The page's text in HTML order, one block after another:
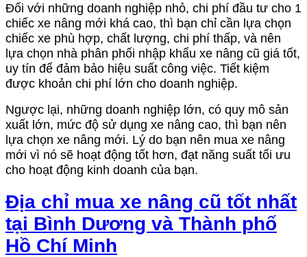
Đối với những doanh nghiệp nhỏ, chi phí đầu tư cho 1
chiếc xe nâng mới khá cao, thì bạn chỉ cần lựa chọn
chiếc xe phù hợp, chất lượng, chi phí thấp, và nên
lựa chọn nhà phân phối nhập khẩu xe nâng cũ giá tốt,
uy tín để đảm bảo hiệu suất công việc. Tiết kiệm
được khoản chi phí lớn cho doanh nghiệp.
Ngược lại, những doanh nghiệp lớn, có quy mô sản
xuất lớn, mức độ sử dụng xe nâng cao, thì bạn nên
lựa chọn xe nâng mới. Lý do bạn nên mua xe nâng
mới vì nó sẽ hoạt động tốt hơn, đạt năng suất tối ưu
cho hoạt động kinh doanh của bạn.
Địa chỉ mua xe nâng cũ tốt nhất
tại Bình Dương và Thành phố
Hồ Chí Minh